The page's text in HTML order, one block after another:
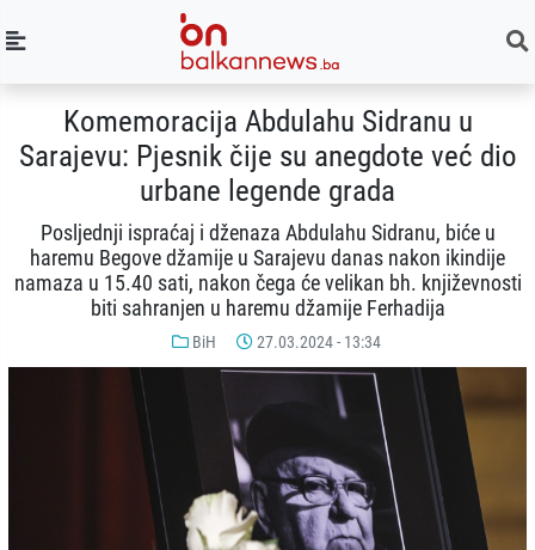
Komemoracija Abdulahu Sidranu u
Sarajevu: Pjesnik čije su anegdote već dio
urbane legende grada
Posljednji ispraćaj i dženaza Abdulahu Sidranu, biće u
haremu Begove džamije u Sarajevu danas nakon ikindije
namaza u 15.40 sati, nakon čega će velikan bh. književnosti
biti sahranjen u haremu džamije Ferhadija
BiH 27.03.2024 - 13:34